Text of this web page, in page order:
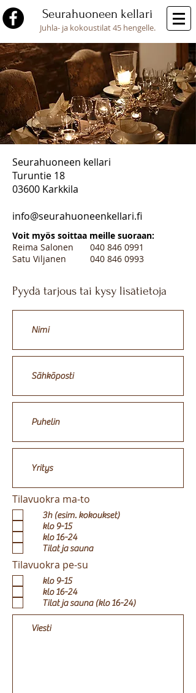
Seurahuoneen kellari
Juhla- ja kokoustilat 45 hengelle.
Seurahuoneen kellari
Turuntie 18
03600 Karkkila
info@seurahuoneenkellari.fi
Pyydä tarjous tai kysy lisätietoja
Tilavuokra ma-to
3h (esim. kokoukset)
klo 9-15
klo 16-24
Tilat ja sauna
Tilavuokra pe-su
klo 9-15
klo 16-24
Tilat ja sauna (klo 16-24)
040 846 0991
040 846 0993
Reima Salonen
Satu Viljanen
Voit myös soittaa meille suoraan: